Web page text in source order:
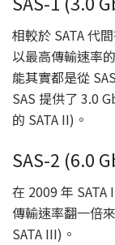
相較於 SATA 代
以最高傳輸速率
能其實都是從
SAS 提供了 3.0
的 SATA II)。
SAS-2 (6.0
在 2009 年 SATA
傳輸速率翻一倍
SATA III)。